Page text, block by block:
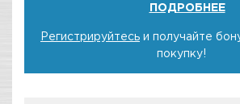
ПОДРОБНЕЕ
Регистрируйтесь и получайте
покупку!